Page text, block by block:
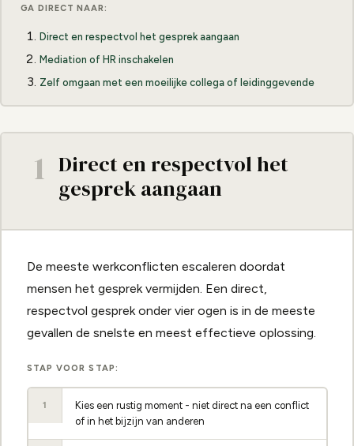
GA DIRECT NAAR:
Direct en respectvol het gesprek aangaan
Mediation of HR inschakelen
Zelf omgaan met een moeilijke collega of leidinggevende
1 Direct en respectvol het
gesprek aangaan
De meeste werkconflicten escaleren doordat
mensen het gesprek vermijden. Een direct,
respectvol gesprek onder vier ogen is in de meeste
gevallen de snelste en meest effectieve oplossing.
STAP VOOR STAP:
1
Kies een rustig moment - niet direct na een conflict
of in het bijzijn van anderen